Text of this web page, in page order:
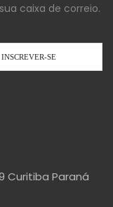
caixa de correio.
Curitiba Paraná